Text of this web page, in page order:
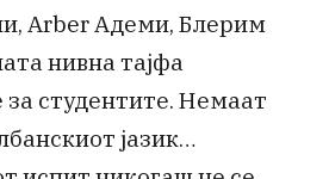
Arber Адеми, Блерим
нивна тајфа
за студентите. Немаат
јазик…